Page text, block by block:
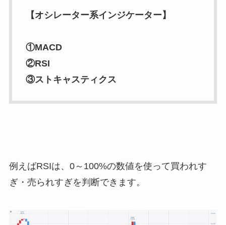
【オシレーター系インジケーター】
①MACD
②RSI
③ストキャスティクス
例えばRSIは、0～100%の数値を使って買われす
ぎ・売られすぎを判断できます。